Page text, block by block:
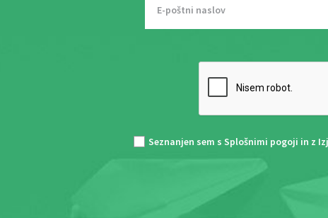
Seznanjen sem s Splošnimi pogoji in z